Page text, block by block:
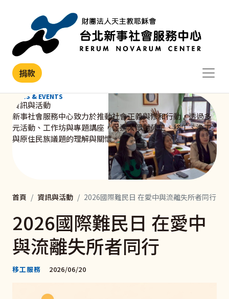
捐款
NEWS & EVENTS
資訊與活動
新事社會服務中心致力於推動社會正義與修和行動，透過多
元活動、工作坊與專題講座，促進大眾對勞工、移工、漁工
與原住民族議題的理解與關懷。
首頁 資訊與活動 2026國際難民日 在愛中與流離失所者同行
2026國際難民日 在愛中
與流離失所者同行
移工服務 2026/06/20